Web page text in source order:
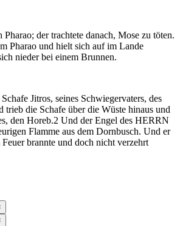
der trachtete danach, Mose zu töten.
Pharao und hielt sich auf im Lande
nieder bei einem Brunnen.
Jitros, seines Schwiegervaters, des
trieb die Schafe über die Wüste hinaus und
den Horeb.2 Und der Engel des HERRN
Flamme aus dem Dornbusch. Und er
brannte und doch nicht verzehrt